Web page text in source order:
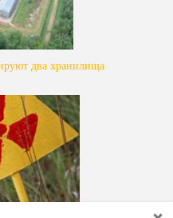
два хранилища